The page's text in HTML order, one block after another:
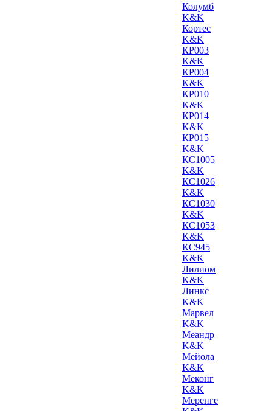
Колумб
K&K
Кортес
K&K
КР003
K&K
КР004
K&K
КР010
K&K
КР014
K&K
КР015
K&K
КС1005
K&K
КС1026
K&K
КС1030
K&K
КС1053
K&K
КС945
K&K
Лилиом
K&K
Линкс
K&K
Марвел
K&K
Меандр
K&K
Мейола
K&K
Меконг
K&K
Меренге